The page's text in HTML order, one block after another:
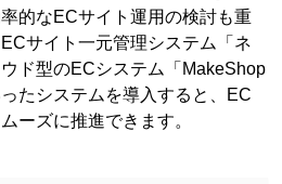
的なECサイト運用の検討も重
サイト一元管理システム「ネ
ド型のECシステム「MakeShop
たシステムを導入すると、EC
ーズに推進できます。